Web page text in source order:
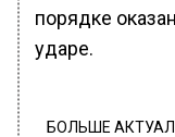
порядке
ударе.
БОЛЬШЕ